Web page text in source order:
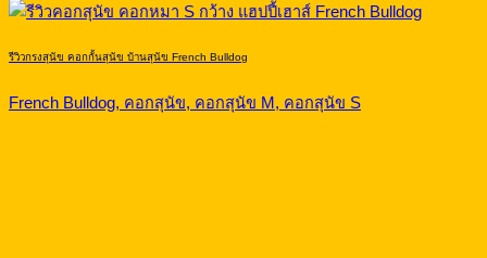
รีวิวกรงสุนัข คอกกั้นสุนัข บ้านสุนัข French Bulldog
French Bulldog, คอกสุนัข, คอกสุนัข M, คอกสุนัข S